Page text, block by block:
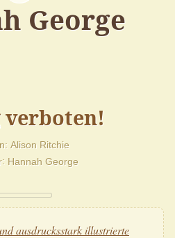
George
verboten!
Alison Ritchie
Hannah George
ausdrucksstark illustrierte